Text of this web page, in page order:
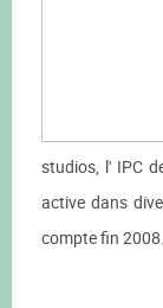
studios, l' IPC
active dans
compte fin